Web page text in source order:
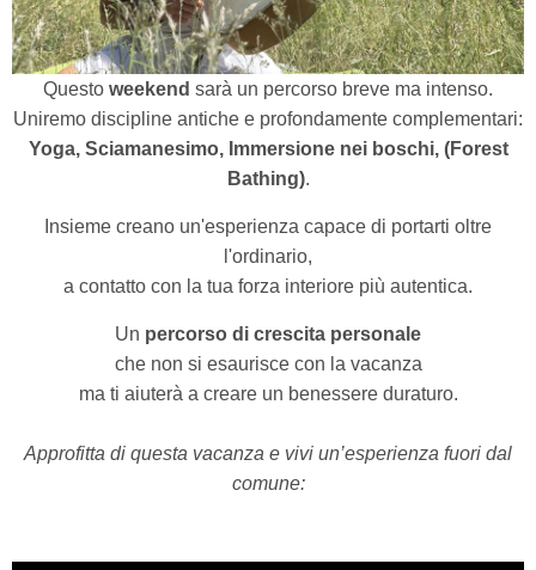
Questo weekend sarà un percorso breve ma intenso.
Uniremo discipline antiche e profondamente complementari:
Yoga, Sciamanesimo, Immersione nei boschi, (Forest
Bathing).
Insieme creano un'esperienza capace di portarti oltre
l'ordinario,
a contatto con la tua forza interiore più autentica.
Un percorso di crescita personale
che non si esaurisce con la vacanza
ma ti aiuterà a creare un benessere duraturo.
Approfitta di questa vacanza e vivi un’esperienza fuori dal
comune: